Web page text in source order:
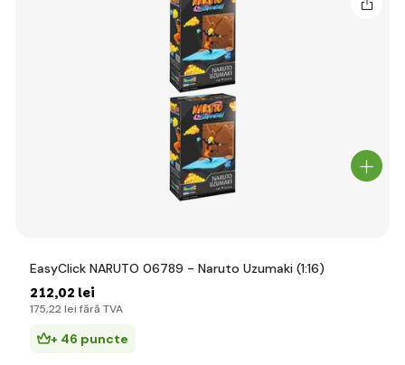
EasyClick NARUTO 06789 - Naruto Uzumaki (1:16)
212,02 lei
175,22 lei fără TVA
+ 46 puncte